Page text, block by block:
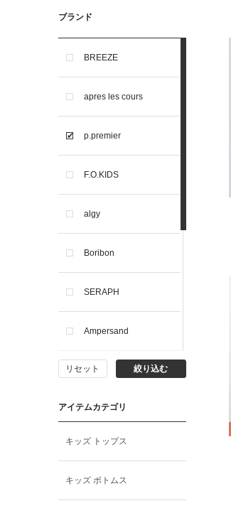
ブランド
BREEZE
apres les cours
p.premier
F.O.KIDS
algy
Boribon
SERAPH
Ampersand
BIT'Z
toitoitoi
BOBOCHOSES
allolun.
リセット 絞り込む
アイテムカテゴリ
キッズ トップス
キッズ ボトムス